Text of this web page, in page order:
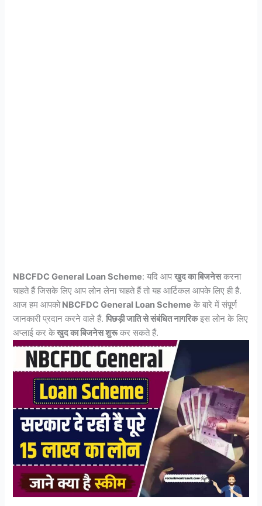
NBCFDC General Loan Scheme: यदि आपखुद का बिजनेसकरना
चाहते हैं जिसके लिए आप लोन लेना चाहते हैं तो यह आर्टिकल आपके लिए ही है.
आज हम आपकोNBCFDC General Loan Scheme के बारे में संपूर्ण
जानकारी प्रदान करने वाले हैं.पिछड़ी जाति से संबंधित नागरिकइस लोन के लिए
अप्लाई कर केखुद का बिजनेस शुरूकर सकते हैं.